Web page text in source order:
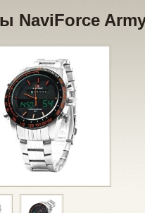
NaviForce